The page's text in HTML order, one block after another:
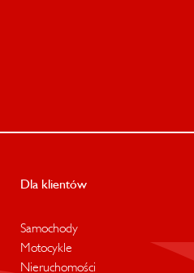
Dla klientów
Samochody
Motocykle
Nieruchomości